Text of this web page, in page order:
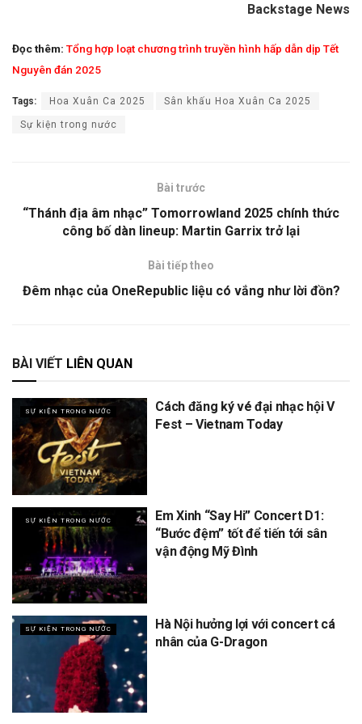
Backstage News
Đọc thêm: Tổng hợp loạt chương trình truyền hình hấp dẫn dịp Tết
Nguyên đán 2025
Tags: Hoa Xuân Ca 2025 Sân khấu Hoa Xuân Ca 2025
Sự kiện trong nước
Bài trước
“Thánh địa âm nhạc” Tomorrowland 2025 chính thức
công bố dàn lineup: Martin Garrix trở lại
Bài tiếp theo
Đêm nhạc của OneRepublic liệu có vắng như lời đồn?
BÀI VIẾT LIÊN QUAN
SỰ KIỆN TRONG NƯỚC
Cách đăng ký vé đại nhạc hội V
Fest – Vietnam Today
SỰ KIỆN TRONG NƯỚC
Em Xinh “Say Hi” Concert D1:
“Bước đệm” tốt để tiến tới sân
vận động Mỹ Đình
SỰ KIỆN TRONG NƯỚC
Hà Nội hưởng lợi với concert cá
nhân của G-Dragon